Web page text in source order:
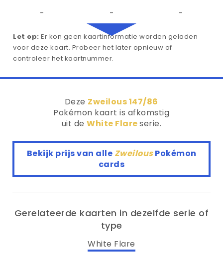
- - -
Let op: Er kon geen kaartinformatie worden geladen
voor deze kaart. Probeer het later opnieuw of
controleer het kaartnummer.
Deze Zweilous 147/86
Pokémon kaart is afkomstig
uit deWhite Flareserie.
Bekijk prijs van alle ZweilousPokémon
cards
Gerelateerde kaarten in dezelfde serie of
type
White Flare